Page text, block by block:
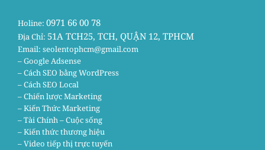
Holine: 0971 66 00 78
Địa Chỉ: 51A TCH25, TCH, QUẬN 12, TPHCM
Email: seolentophcm@gmail.com
– Google Adsense
– Cách SEO bằng WordPress
– Cách SEO Local
– Chiến lược Marketing
– Kiến Thức Marketing
– Tài Chính – Cuộc sống
– Kiến thức thương hiệu
– Video tiếp thị trực tuyến